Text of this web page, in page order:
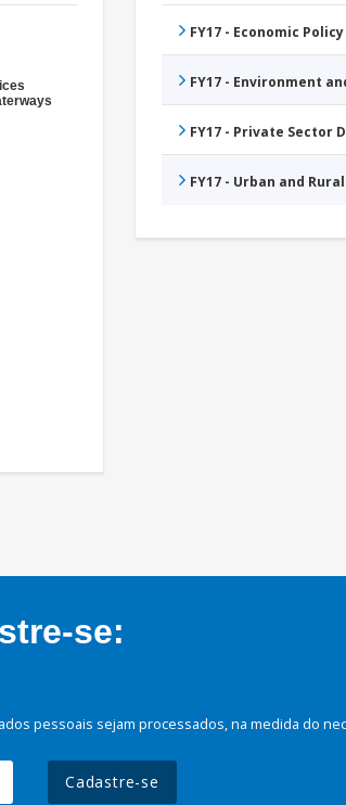
FY17 - Economic Policy
FY17 - Environment
FY17 - Private Sector
FY17 - Urban and
se:
pessoais sejam processados, na medida do
Cadastre-se